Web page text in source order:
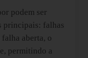
podem ser
principais: falhas
aberta, o
permitindo a